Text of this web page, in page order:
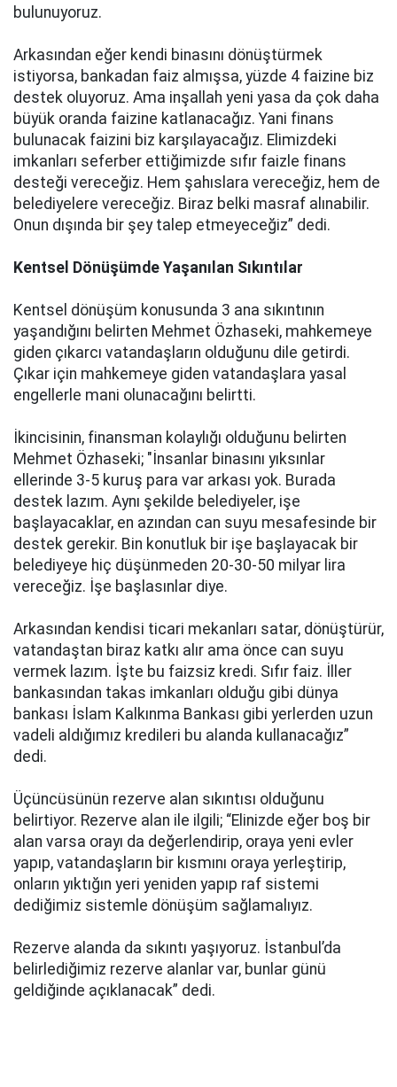
bulunuyoruz.
Arkasından eğer kendi binasını dönüştürmek
istiyorsa, bankadan faiz almışsa, yüzde 4 faizine biz
destek oluyoruz. Ama inşallah yeni yasa da çok daha
büyük oranda faizine katlanacağız. Yani finans
bulunacak faizini biz karşılayacağız. Elimizdeki
imkanları seferber ettiğimizde sıfır faizle finans
desteği vereceğiz. Hem şahıslara vereceğiz, hem de
belediyelere vereceğiz. Biraz belki masraf alınabilir.
Onun dışında bir şey talep etmeyeceğiz” dedi.
Kentsel Dönüşümde Yaşanılan Sıkıntılar
Kentsel dönüşüm konusunda 3 ana sıkıntının
yaşandığını belirten Mehmet Özhaseki, mahkemeye
giden çıkarcı vatandaşların olduğunu dile getirdi.
Çıkar için mahkemeye giden vatandaşlara yasal
engellerle mani olunacağını belirtti.
İkincisinin, finansman kolaylığı olduğunu belirten
Mehmet Özhaseki; "İnsanlar binasını yıksınlar
ellerinde 3-5 kuruş para var arkası yok. Burada
destek lazım. Aynı şekilde belediyeler, işe
başlayacaklar, en azından can suyu mesafesinde bir
destek gerekir. Bin konutluk bir işe başlayacak bir
belediyeye hiç düşünmeden 20-30-50 milyar lira
vereceğiz. İşe başlasınlar diye.
Arkasından kendisi ticari mekanları satar, dönüştürür,
vatandaştan biraz katkı alır ama önce can suyu
vermek lazım. İşte bu faizsiz kredi. Sıfır faiz. İller
bankasından takas imkanları olduğu gibi dünya
bankası İslam Kalkınma Bankası gibi yerlerden uzun
vadeli aldığımız kredileri bu alanda kullanacağız”
dedi.
Üçüncüsünün rezerve alan sıkıntısı olduğunu
belirtiyor. Rezerve alan ile ilgili; “Elinizde eğer boş bir
alan varsa orayı da değerlendirip, oraya yeni evler
yapıp, vatandaşların bir kısmını oraya yerleştirip,
onların yıktığın yeri yeniden yapıp raf sistemi
dediğimiz sistemle dönüşüm sağlamalıyız.
Rezerve alanda da sıkıntı yaşıyoruz. İstanbul’da
belirlediğimiz rezerve alanlar var, bunlar günü
geldiğinde açıklanacak” dedi.